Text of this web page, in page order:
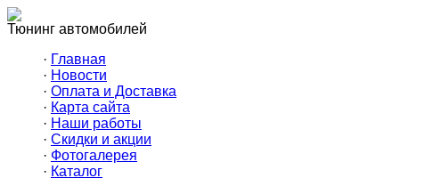
Тюнинг автомобилей
· Главная
· Новости
· Оплата и Доставка
· Карта сайта
· Наши работы
· Скидки и акции
· Фотогалерея
· Каталог